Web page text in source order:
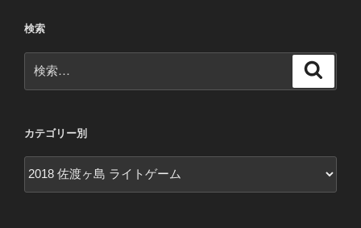
検索
索:
カテゴリー別